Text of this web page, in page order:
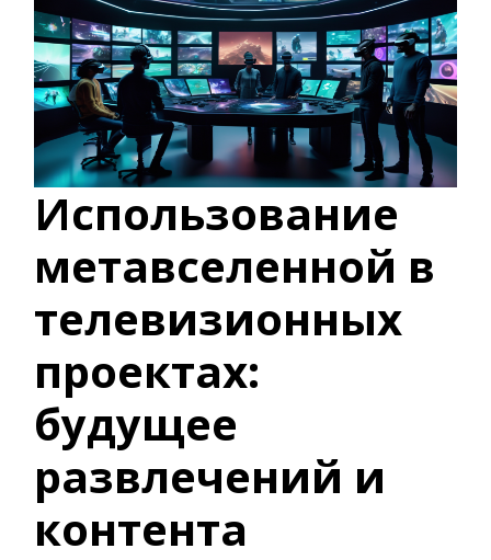
Использование
метавселенной в
телевизионных
проектах:
будущее
развлечений и
контента